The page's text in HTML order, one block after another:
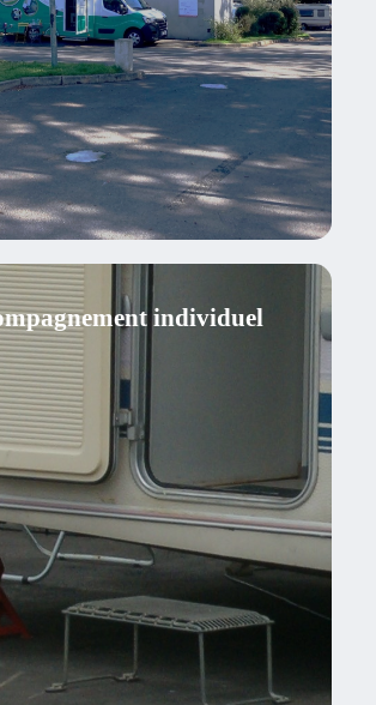
collectives familles
TERRITORIALES
individuel
médico social
santé
logement
à l’insertion
...
ACCOMPAGNEMENT
INDIVIDUEL